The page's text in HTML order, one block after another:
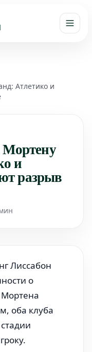
Атлетико и
Мортену
и
разрыв
Лиссабон
о
оба клуба